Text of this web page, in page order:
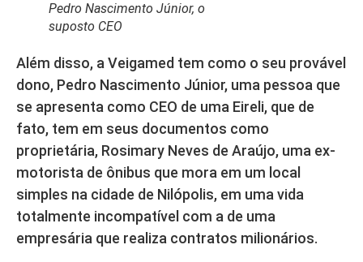
Pedro Nascimento Júnior, o
suposto CEO
Além disso, a Veigamed tem como o seu provável
dono, Pedro Nascimento Júnior, uma pessoa que
se apresenta como CEO de uma Eireli, que de
fato, tem em seus documentos como
proprietária, Rosimary Neves de Araújo, uma ex-
motorista de ônibus que mora em um local
simples na cidade de Nilópolis, em uma vida
totalmente incompatível com a de uma
empresária que realiza contratos milionários.